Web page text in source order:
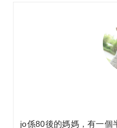
jo係80後的媽媽，有一個